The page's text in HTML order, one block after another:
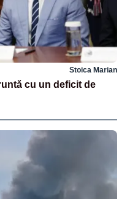
Stoica Marian
cu un deficit de